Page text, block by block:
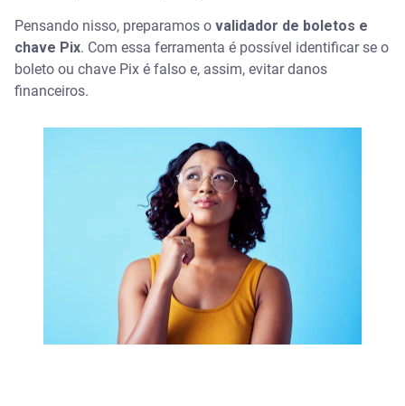
WhatsApp Serasa
Agência dos Correios
WhatsApp Serasa Limpa Nome
Assista | Validador de Boletos Serasa: como
Saiba mais sobre fraudes financeiras:
Pensando nisso, preparamos o validador de boletos e
chave Pix. Com essa ferramenta é possível identificar se o
boleto ou chave Pix é falso e, assim, evitar danos
financeiros.